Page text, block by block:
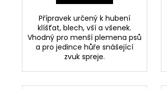
Přípravek určený k hubení
klíšťat, blech, vší a všenek.
Vhodný pro menší plemena psů
a pro jedince hůře snášející
zvuk spreje.